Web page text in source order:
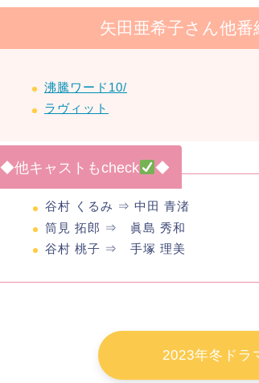
矢田亜希子さん他
沸騰ワード10/
ラヴィット
◆他キャストもcheck ◆
谷村 くるみ ⇒ 中田 青渚
筒見 拓郎 ⇒ 眞島 秀和
谷村 桃子 ⇒ 手塚 理美
2023年冬ドラ